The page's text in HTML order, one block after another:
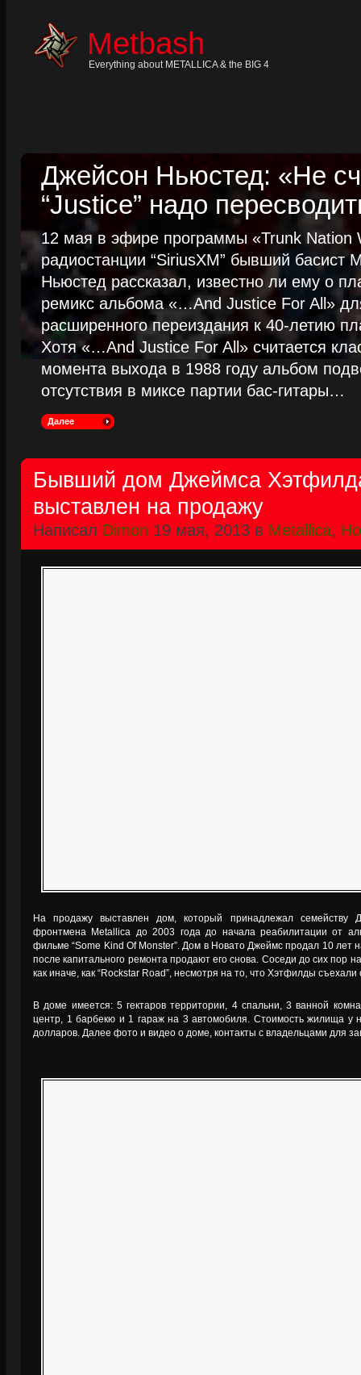
Metbash
Everything about METALLICA & the BIG 4
Джейсон Ньюстед: «Не
“Justice” надо
12 мая в эфире программы «Trunk Nation
радиостанции “SiriusXM” бывший басист
Ньюстед рассказал, известно ли ему о
ремикс альбома «…And Justice For All»
расширенного переиздания к 40-летию
Хотя «…And Justice For All» считается
момента выхода в 1988 году альбом
отсутствия в миксе партии бас-гитары…
Далее
Бывший дом Джеймса
выставлен на продажу
Написал Dimon 19 мая, 2013 в Metallica,
На продажу выставлен дом, который принадлежал семейству
фронтмена Metallica до 2003 года до начала реабилитации от
фильме “Some Kind Of Monster”. Дом в Новато Джеймс продал 10
после капитального ремонта продают его снова. Соседи до сих пор
как иначе, как “Rockstar Road”, несмотря на то, что Хэтфилды съехали
В доме имеется: 5 гектаров территории, 4 спальни, 3 ванной
центр, 1 барбекю и 1 гараж на 3 автомобиля. Стоимость жилища у
долларов. Далее фото и видео о доме, контакты с владельцами для